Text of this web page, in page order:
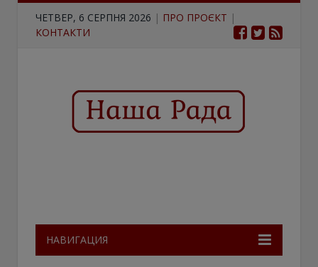
ЧЕТВЕР, 6 СЕРПНЯ 2026 | ПРО ПРОЄКТ |
КОНТАКТИ
НАВИГАЦИЯ